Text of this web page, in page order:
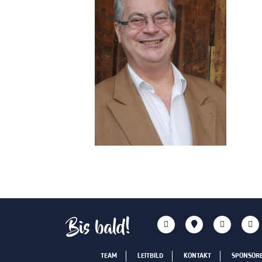
Bis bald!
TEAM LEITBILD KONTAKT